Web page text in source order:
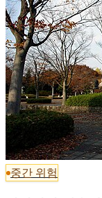
중간 위험